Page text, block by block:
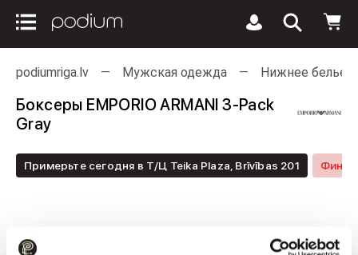
podiumriga.lv Мужская одежда Нижнее белье
Боксеры EMPORIO ARMANI 3-Pack
Gray
Примерьте сегодня в Т/Ц Teika Plaza, Brīvības 201